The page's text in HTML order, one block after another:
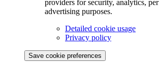
providers for security, analytics,
advertising purposes.
Detailed cookie usage
Privacy policy
Save cookie preferences